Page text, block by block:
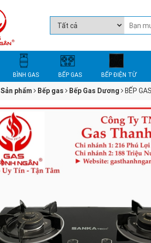
BÌNH GAS BẾP GAS BẾP ĐIỆN TỪ
Sản phẩm Bếp gas Bếp Gas Dương BẾP